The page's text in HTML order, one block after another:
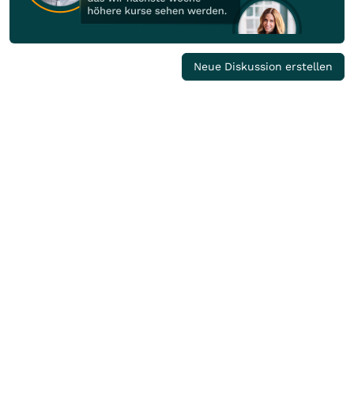
Neue Diskussion erstellen